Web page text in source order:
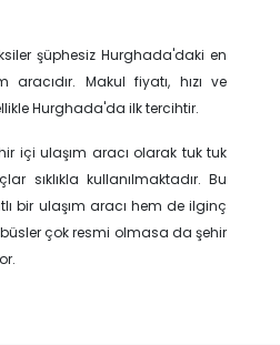
şüphesiz Hurghada'daki en
Makul fiyatı, hızı ve
Hurghada'da ilk tercihtir.
içi ulaşım aracı olarak tuk tuk
sıklıkla kullanılmaktadır. Bu
bir ulaşım aracı hem de ilginç
çok resmi olmasa da şehir